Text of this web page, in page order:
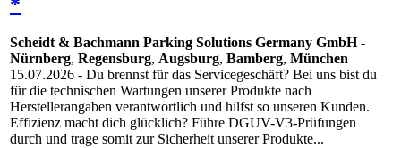
*
Scheidt & Bachmann Parking Solutions Germany GmbH-
Nürnberg, Regensburg, Augsburg, Bamberg, München
15.07.2026 - Du brennst für das Servicegeschäft? Bei uns bist du
für die technischen Wartungen unserer Produkte nach
Herstellerangaben verantwortlich und hilfst so unseren Kunden.
Effizienz macht dich glücklich? Führe DGUV-V3-Prüfungen
durch und trage somit zur Sicherheit unserer Produkte...